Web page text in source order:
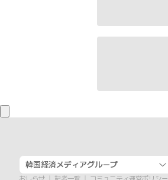
韓国経済メディアグループ